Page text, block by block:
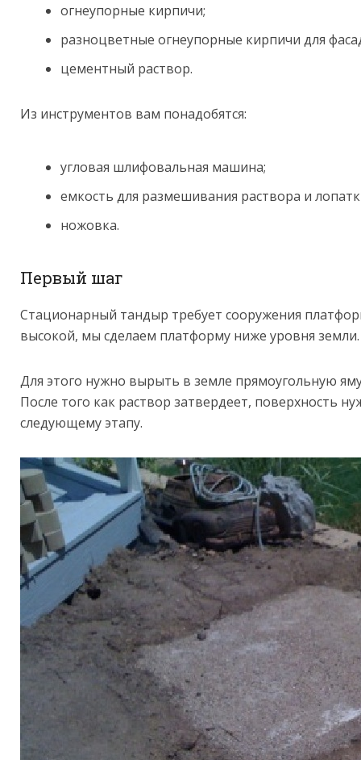
огнеупорные кирпичи;
разноцветные огнеупорные кирпичи для
цементный раствор.
Из инструментов вам понадобятся:
угловая шлифовальная машина;
емкость для размешивания раствора и
ножовка.
Первый шаг
Стационарный тандыр требует сооружения
высокой, мы сделаем платформу ниже уровня земли.
Для этого нужно вырыть в земле прямоугольную
После того как раствор затвердеет, поверхность
следующему этапу.